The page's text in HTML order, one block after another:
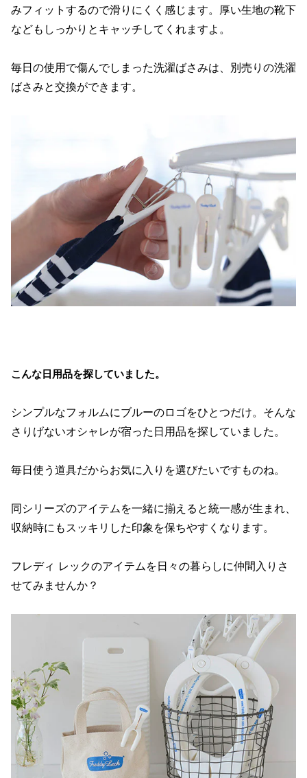
みフィットするので滑りにくく感じます。厚い生地の靴下
などもしっかりとキャッチしてくれますよ。
毎日の使用で傷んでしまった洗濯ばさみは、別売りの洗濯
ばさみと交換ができます。
こんな日用品を探していました。
シンプルなフォルムにブルーのロゴをひとつだけ。そんな
さりげないオシャレが宿った日用品を探していました。
毎日使う道具だからお気に入りを選びたいですものね。
同シリーズのアイテムを一緒に揃えると統一感が生まれ、
収納時にもスッキリした印象を保ちやすくなります。
フレディ レックのアイテムを日々の暮らしに仲間入りさ
せてみませんか？